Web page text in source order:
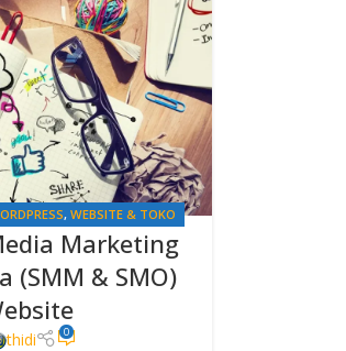
, WEBSITE & TOKO
Marketing
(SMM & SMO)
thidi 0